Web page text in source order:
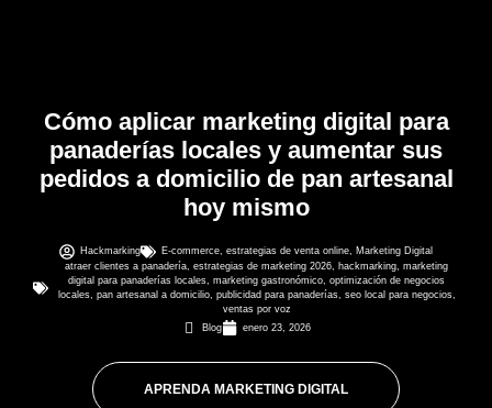
Cómo aplicar marketing digital para
panaderías locales y aumentar sus
pedidos a domicilio de pan artesanal
hoy mismo
Hackmarking E-commerce, estrategias de venta online, Marketing Digital
atraer clientes a panadería estrategias de marketing 2026 hackmarking marketing
digital para panaderías locales marketing gastronómico optimización de negocios
locales, pan artesanal a domicilio, publicidad para panaderías, seo local para negocios,
ventas por voz
Blog
enero 23, 2026
APRENDA MARKETING DIGITAL